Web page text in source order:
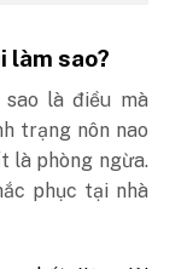
làm sao?
là điều mà
trạng nôn nao
là phòng ngừa.
phục tại nhà